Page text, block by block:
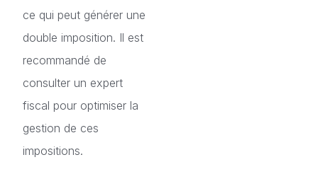
ce qui peut générer une
double imposition. Il est
recommandé de
consulter un expert
fiscal pour optimiser la
gestion de ces
impositions.